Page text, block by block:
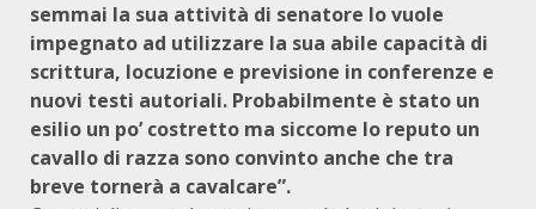
semmai la sua attività di senatore lo vuole
impegnato ad utilizzare la sua abile capacità di
scrittura, locuzione e previsione in conferenze e
nuovi testi autoriali. Probabilmente è stato un
esilio un po’ costretto ma siccome lo reputo un
cavallo di razza sono convinto anche che tra
breve tornerà a cavalcare”.